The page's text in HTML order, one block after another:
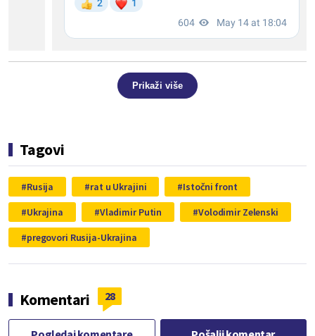
Prikaži više
Tagovi
Rusija rat u Ukrajini
Istočni front
Ukrajina
Vladimir Putin
Volodimir Zelenski
pregovori Rusija-Ukrajina
Komentari 28